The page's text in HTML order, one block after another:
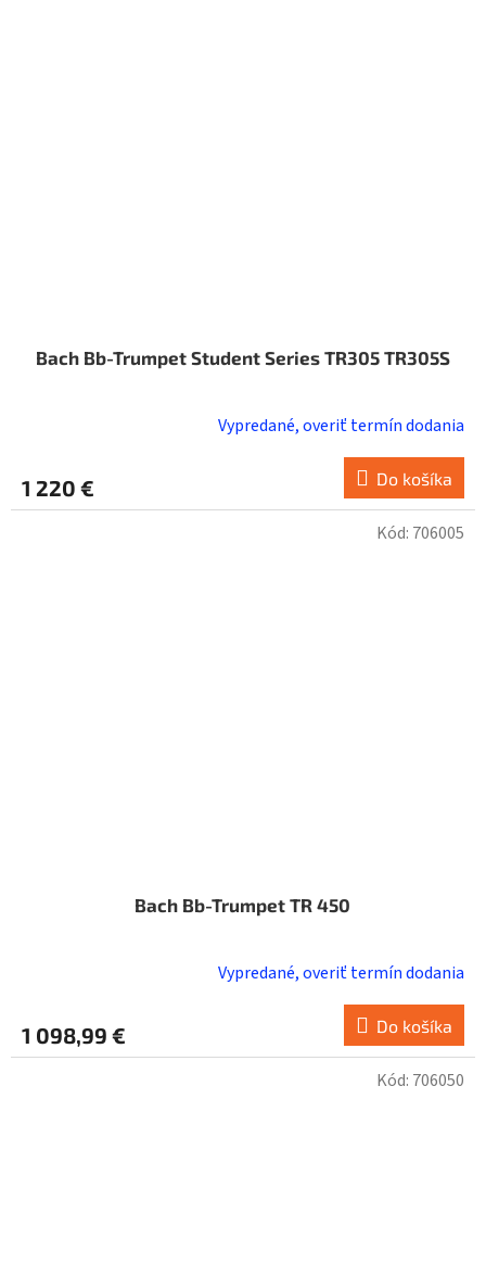
Bach Bb-Trumpet Student Series TR305 TR305S
Vypredané, overiť termín dodania
1 220 € Do košíka
Bach Bb-Trumpet TR 450
Vypredané, overiť termín dodania
1 098,99 € Do košíka
Kód: 706005
Kód: 706050